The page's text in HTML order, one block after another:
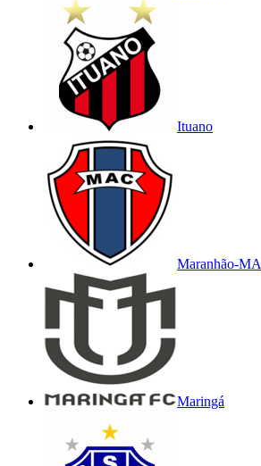
Ituano
Maranhão-MA
Maringá